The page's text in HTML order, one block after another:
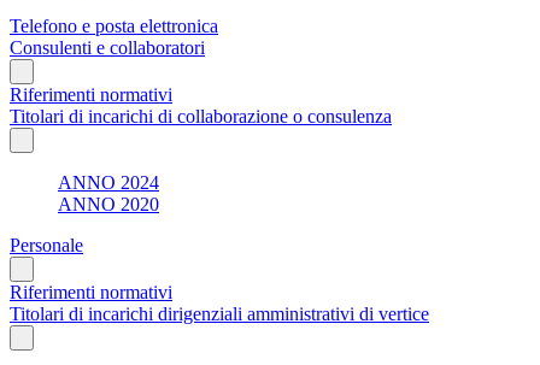
Telefono e posta elettronica
Consulenti e collaboratori
Riferimenti normativi
Titolari di incarichi di collaborazione o consulenza
ANNO 2024
ANNO 2020
Personale
Riferimenti normativi
Titolari di incarichi dirigenziali amministrativi di vertice